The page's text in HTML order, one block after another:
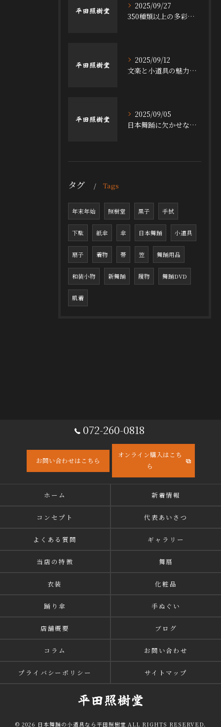
2025/09/27
350種類以上の多彩な舞台小道具の魅力
2025/09/12
文楽と小道具の魅力探求
2025/09/05
日本舞踊に欠かせない小道具の魅力
タグ Tags
年末年始 照樹堂 黒子 手拭
下駄 紙傘 傘 日本舞踊 小道具
扇子 着物 帯 笠 舞踊用品
和装小物 新舞踊 履物 舞踊DVD
肌着
072-260-0818
お問い合わせはこちら
オンライン購入はこち
ら
ホーム 新着情報
コンセプト 代表あいさつ
よくある質問 ギャラリー
当店の特徴 舞扇
衣装 化粧品
踊り傘 手ぬぐい
店舗概要 ブログ
コラム お問い合わせ
プライバシーポリシー サイトマップ
© 2026 日本舞踊の小道具なら平田照樹堂 ALL RIGHTS RESERVED.